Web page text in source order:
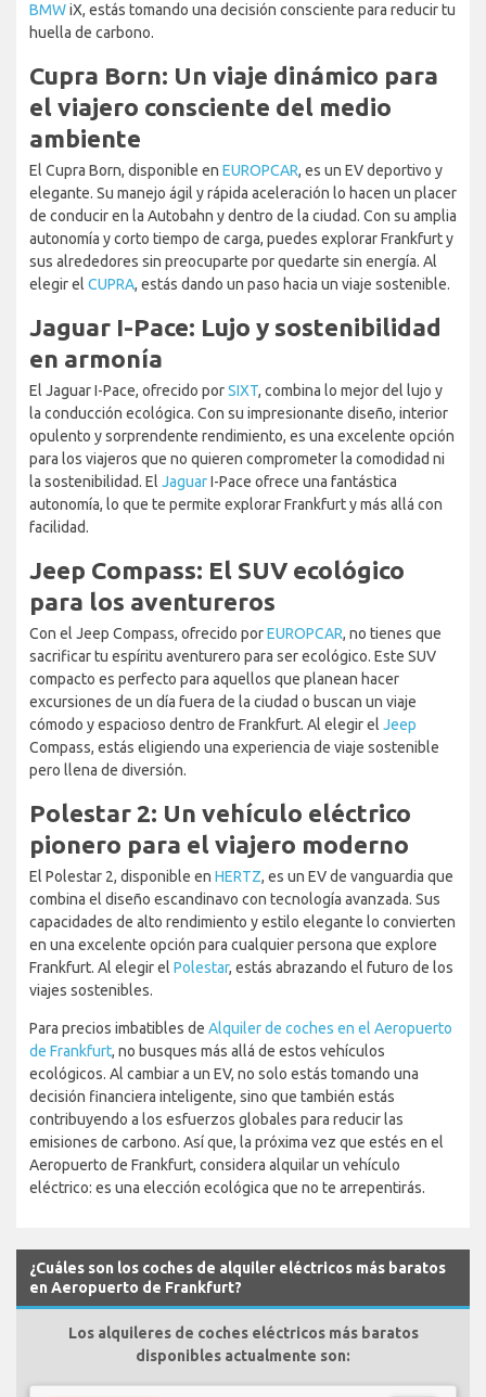
BMWiX, estás tomando una decisión consciente para reducir tu
huella de carbono.
Cupra Born: Un viaje dinámico para
el viajero consciente del medio
ambiente
El Cupra Born, disponible en EUROPCAR, es un EV deportivo y
elegante. Su manejo ágil y rápida aceleración lo hacen un placer
de conducir en la Autobahn y dentro de la ciudad. Con su amplia
autonomía y corto tiempo de carga, puedes explorar Frankfurt y
sus alrededores sin preocuparte por quedarte sin energía. Al
elegir el CUPRA, estás dando un paso hacia un viaje sostenible.
Jaguar I-Pace: Lujo y sostenibilidad
en armonía
El Jaguar I-Pace, ofrecido porSIXT, combina lo mejor del lujo y
la conducción ecológica. Con su impresionante diseño, interior
opulento y sorprendente rendimiento, es una excelente opción
para los viajeros que no quieren comprometer la comodidad ni
la sostenibilidad. El JaguarI-Pace ofrece una fantástica
autonomía, lo que te permite explorar Frankfurt y más allá con
facilidad.
Jeep Compass: El SUV ecológico
para los aventureros
Con el Jeep Compass, ofrecido porEUROPCAR, no tienes que
sacrificar tu espíritu aventurero para ser ecológico. Este SUV
compacto es perfecto para aquellos que planean hacer
excursiones de un día fuera de la ciudad o buscan un viaje
cómodo y espacioso dentro de Frankfurt. Al elegir el Jeep
Compass, estás eligiendo una experiencia de viaje sostenible
pero llena de diversión.
Polestar 2: Un vehículo eléctrico
pionero para el viajero moderno
El Polestar 2, disponible en HERTZ, es un EV de vanguardia que
combina el diseño escandinavo con tecnología avanzada. Sus
capacidades de alto rendimiento y estilo elegante lo convierten
en una excelente opción para cualquier persona que explore
Frankfurt. Al elegir el Polestar, estás abrazando el futuro de los
viajes sostenibles.
Para precios imbatibles de Alquiler de coches en el Aeropuerto
de Frankfurt, no busques más allá de estos vehículos
ecológicos. Al cambiar a un EV, no solo estás tomando una
decisión financiera inteligente, sino que también estás
contribuyendo a los esfuerzos globales para reducir las
emisiones de carbono. Así que, la próxima vez que estés en el
Aeropuerto de Frankfurt, considera alquilar un vehículo
eléctrico: es una elección ecológica que no te arrepentirás.
¿Cuáles son los coches de alquiler eléctricos más baratos
en Aeropuerto de Frankfurt?
Los alquileres de coches eléctricos más baratos
disponibles actualmente son: